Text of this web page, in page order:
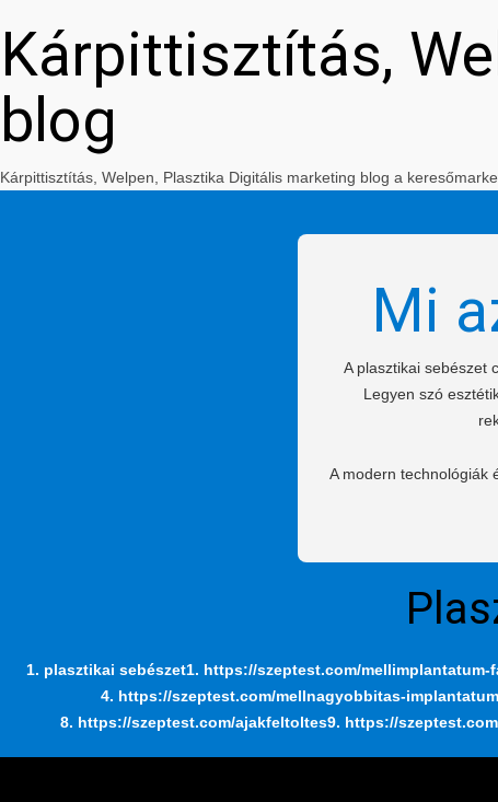
Kárpittisztítás,
blog
Kárpittisztítás, Welpen, Plasztika Digitális marketing blog a
Mi
A plasztikai sebészet
Legyen szó
A modern technológiák
1. plasztikai sebészet1. https://szeptest.com/mellimplantatum-
4. https://szeptest.com/mellnagyobbitas-
8. https://szeptest.com/ajakfeltoltes9. https://